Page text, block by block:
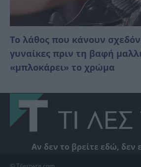
Το λάθος που κάνουν σχεδόν
γυναίκες πριν τη βαφή
«μπλοκάρει» το χρώμα
Αν δεν το βρείτε εδώ, δεν